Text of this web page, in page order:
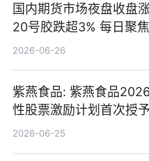
国内期货市场夜盘收盘
20号胶跌超3% 每日聚焦
2026-06-26
紫燕食品: 紫燕食品
性股票激励计划首次授
告-微资讯
2026-06-25